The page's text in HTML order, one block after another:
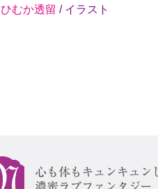
ひむか透留 / イラスト